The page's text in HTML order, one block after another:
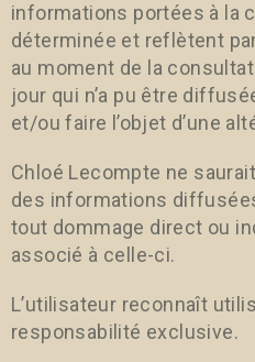
informations portées à la
déterminée et reflètent
au moment de la
jour qui n’a pu être
et/ou faire l’objet d’une
Chloé Lecompte ne
des informations
tout dommage direct ou
associé à celle-ci.
L’utilisateur reconnaît
responsabilité exclusive.